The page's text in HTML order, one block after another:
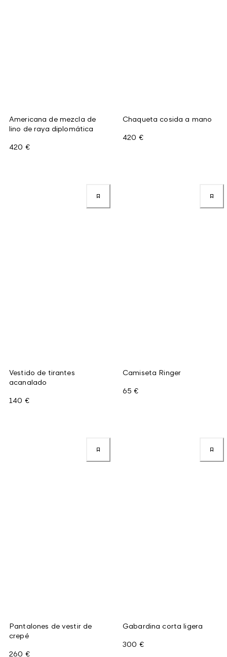
Americana de mezcla de
lino de raya diplomática
420 €
Chaqueta cosida a mano
420 €
Vestido de tirantes
acanalado
140 €
Camiseta Ringer
65 €
Pantalones de vestir de
crepé
260 €
Gabardina corta ligera
300 €